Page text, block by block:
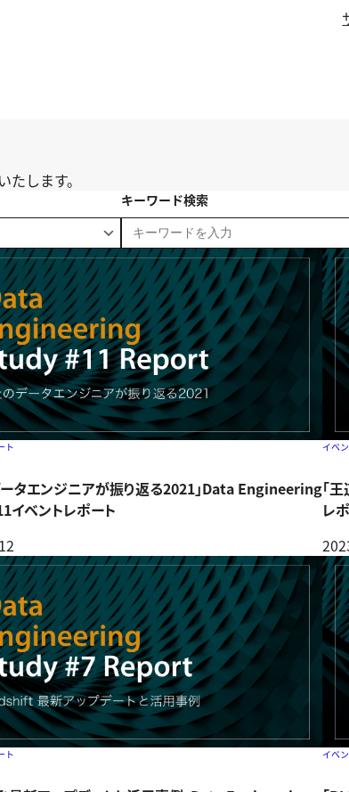
します。
キーワード検索
ト
ータエンジニアが振り返る2021」Data Engineering
イベントレポート
イベ
「
レ
ト イベ